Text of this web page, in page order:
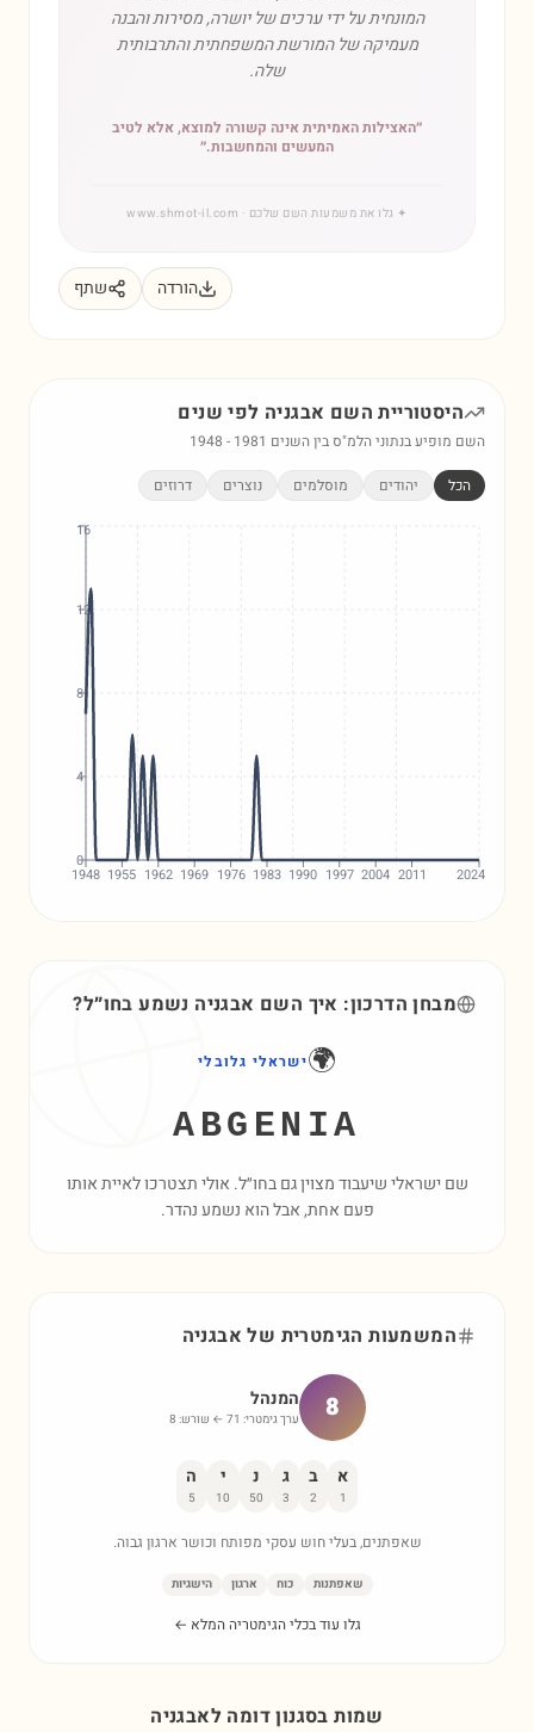
המונחית על ידי ערכים של יושרה, מסירות והבנה
מעמיקה של המורשת המשפחתית והתרבותית
שלה.
״האצילות האמיתית אינה קשורה למוצא, אלא לטיב
המעשים והמחשבות.״
✦ גלו את משמעות השם שלכם · www.shmot-il.com
הורדה שתף
היסטוריית השם אבגניה לפי שנים
השם מופיע בנתוני הלמ"ס בין השנים 1948 - 1981
הכל יהודים מוסלמים נוצרים דרוזים
1948 1955 1962 1969 1976 1983 1990 1997 2004 2011 2024
0
4
8
12
16
מבחן הדרכון: איך השם אבגניה נשמע בחו״ל?
🌍ישראלי גלובלי
ABGENIA
שם ישראלי שיעבוד מצוין גם בחו״ל. אולי תצטרכו לאיית אותו
פעם אחת, אבל הוא נשמע נהדר.
המשמעות הגימטרית של אבגניה
8 המנהל
ערך גימטרי: 71 ← שורש: 8
א
1
ב
2
ג
3
נ
50
י
10
ה
5
שאפתנים, בעלי חוש עסקי מפותח וכושר ארגון גבוה.
שאפתנות כוח ארגון הישגיות
גלו עוד בכלי הגימטריה המלא ←
שמות בסגנון דומה לאבגניה